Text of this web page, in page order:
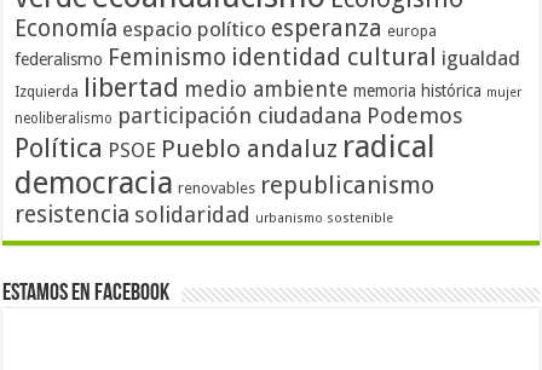
Economía espacio político esperanza europa
federalismo Feminismo identidad cultural igualdad
Izquierda libertad medio ambiente memoria histórica mujer
neoliberalismo participación ciudadana Podemos
Política PSOE Pueblo andaluz radical
democracia renovables republicanismo
resistencia solidaridad urbanismo sostenible
Estamos en Facebook